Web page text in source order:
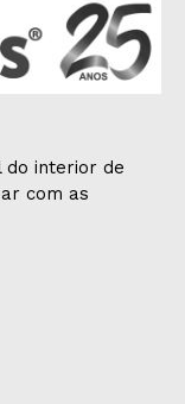
do interior de
com as